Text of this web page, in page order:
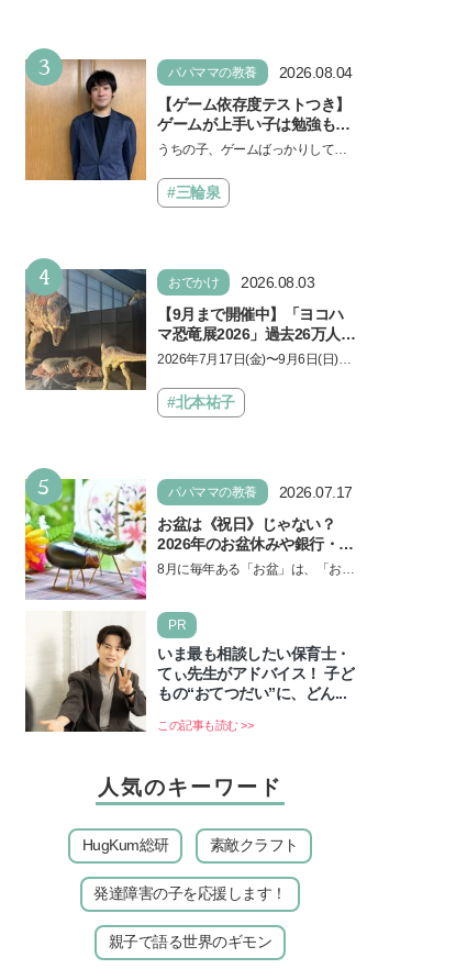
3 パパママの教養
2026.08.04
【ゲーム依存度テストつき】
ゲームが上手い子は勉強もで
きる？御三家中高卒でゲーマ
えるゲームしながら受験で勝
つためのメソッド
うちの子、ゲームばっかりしてい
言し、子どもとトラブルになる家
庭は多いもの。でも…
#三輪泉
4 おでかけ
2026.08.03
【9月まで開催中】「ヨコハ
マ恐竜展2026」過去26万人を
動員した恐竜展が9年ぶりに
しむポイントを完全ガイド
2026年7月17日(金)〜9月6日(日)、
「ヨコハマ恐竜展2026〜恐竜の食
卓大図鑑〜」が開催…
#北本祐子
5 パパママの教養
2026.07.17
お盆は《祝日》じゃない？
2026年のお盆休みや銀行・役
所の営業や交通機関情報も紹
8月に毎年ある「お盆」は、「お盆
ずは2026年のお盆…
PR
いま最も相談したい保育士・
てぃ先生がアドバイス！ 子ど
もの“おてつだい”に、どん...
この記事も読む >>
人気のキーワード
HugKum総研 素敵クラフト
発達障害の子を応援します！
親子で語る世界のギモン